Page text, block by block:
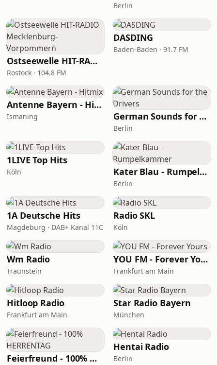
Berlin
Ostseewelle HIT-RADIO Mecklenburg-Vorpommern
Rostock · 104.8 FM
DASDING
Baden-Baden · 91.7 FM
Antenne Bayern - Hitmix
Ismaning German Sounds for the Drivers
Berlin
1LIVE Top Hits
Köln Kater Blau - Rumpelkammer
Berlin
1A Deutsche Hits
Magdeburg · DAB+ Kanal 11C
Radio SKL
Köln
Wm Radio
Traunstein
YOU FM - Forever Yours
Frankfurt am Main
Hitloop Radio
Frankfurt am Main
Star Radio Bayern
München
Feierfreund - 100% HERRENTAG
Hentai Radio
Berlin